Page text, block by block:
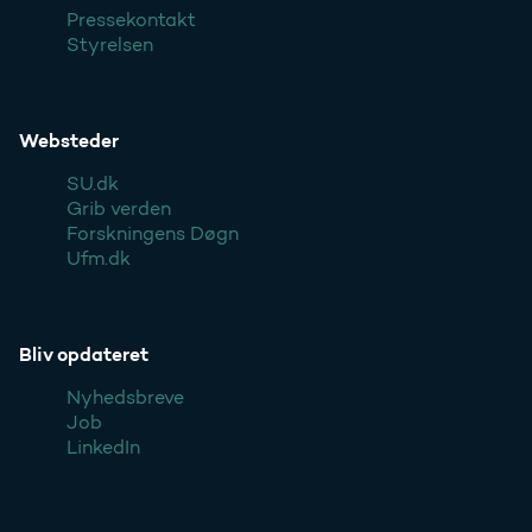
Pressekontakt
Styrelsen
Websteder
SU.dk
Grib verden
Forskningens Døgn
Ufm.dk
Bliv opdateret
Nyhedsbreve
Job
LinkedIn